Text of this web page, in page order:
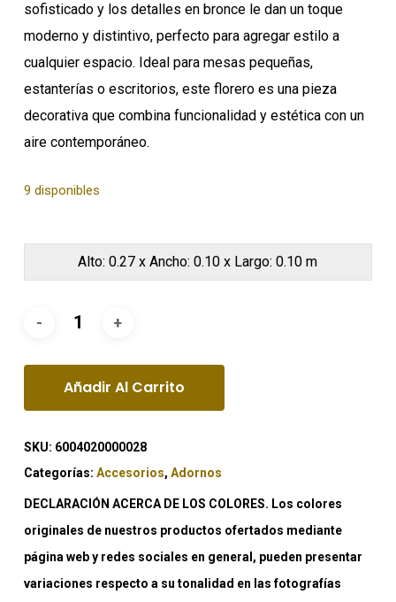
sofisticado y los detalles en bronce le dan un toque
moderno y distintivo, perfecto para agregar estilo a
cualquier espacio. Ideal para mesas pequeñas,
estanterías o escritorios, este florero es una pieza
decorativa que combina funcionalidad y estética con un
aire contemporáneo.
9 disponibles
Alto: 0.27 x Ancho: 0.10 x Largo: 0.10 m
Añadir Al Carrito
SKU: 6004020000028
Categorías: Accesorios, Adornos
DECLARACIÓN ACERCA DE LOS COLORES. Los colores
originales de nuestros productos ofertados mediante
página web y redes sociales en general, pueden presentar
variaciones respecto a su tonalidad en las fotografías